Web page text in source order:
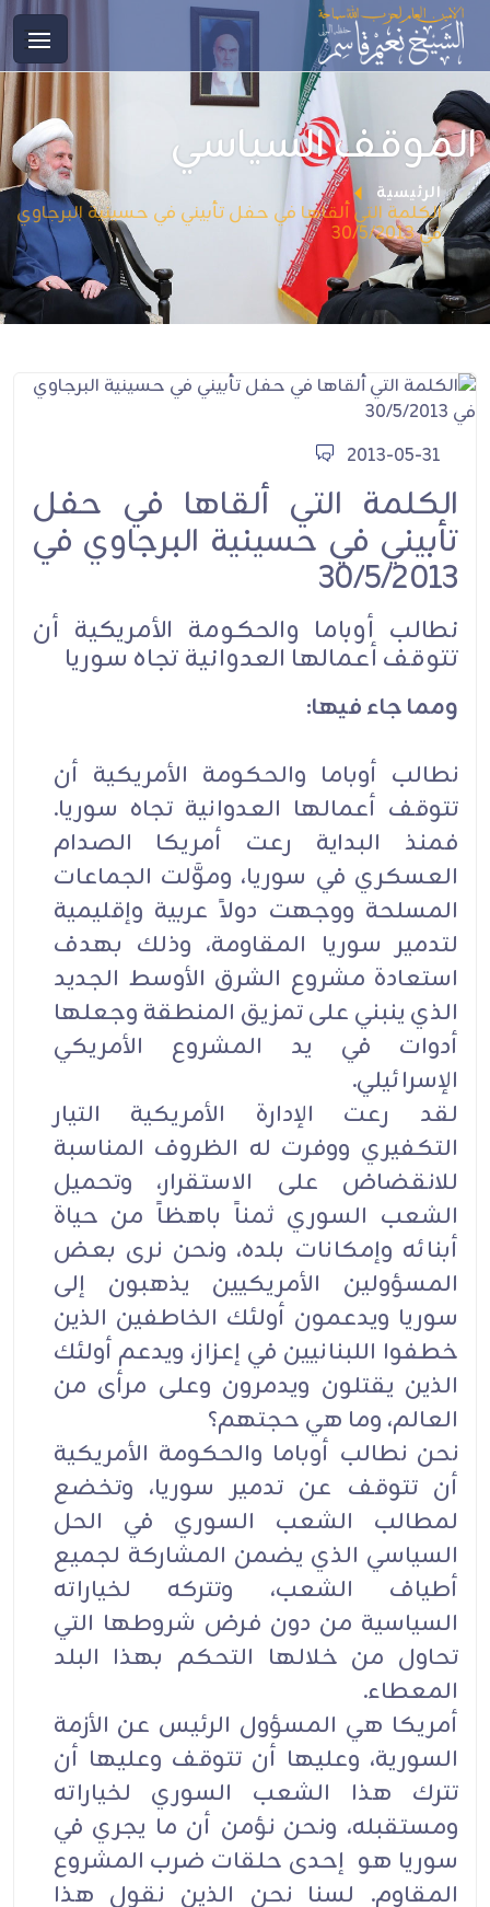
الموقف السياسي
الرئيسية
الكلمة التي ألقاها في حفل تأبيني في حسينية البرجاوي
في 30/5/2013
2013-05-31
الكلمة التي ألقاها في حفل
تأبيني في حسينية البرجاوي في
30/5/2013
نطالب أوباما والحكومة الأمريكية أن
تتوقف أعمالها العدوانية تجاه سوريا
ومما جاء فيها:
نطالب أوباما والحكومة الأمريكية أن
تتوقف أعمالها العدوانية تجاه سوريا.
فمنذ البداية رعت أمريكا الصدام
العسكري في سوريا، وموَّلت الجماعات
المسلحة ووجهت دولاً عربية وإقليمية
لتدمير سوريا المقاومة، وذلك بهدف
استعادة مشروع الشرق الأوسط الجديد
الذي ينبني على تمزيق المنطقة وجعلها
أدوات في يد المشروع الأمريكي
الإسرائيلي.
لقد رعت الإدارة الأمريكية التيار
التكفيري ووفرت له الظروف المناسبة
للانقضاض على الاستقرار، وتحميل
الشعب السوري ثمناً باهظاً من حياة
أبنائه وإمكانات بلده، ونحن نرى بعض
المسؤولين الأمريكيين يذهبون إلى
سوريا ويدعمون أولئك الخاطفين الذين
خطفوا اللبنانيين في إعزاز، ويدعم أولئك
الذين يقتلون ويدمرون وعلى مرأى من
العالم، وما هي حجتهم؟
نحن نطالب أوباما والحكومة الأمريكية
أن تتوقف عن تدمير سوريا، وتخضع
لمطالب الشعب السوري في الحل
السياسي الذي يضمن المشاركة لجميع
أطياف الشعب، وتتركه لخياراته
السياسية من دون فرض شروطها التي
تحاول من خلالها التحكم بهذا البلد
المعطاء.
أمريكا هي المسؤول الرئيس عن الأزمة
السورية، وعليها أن تتوقف وعليها أن
تترك هذا الشعب السوري لخياراته
ومستقبله، ونحن نؤمن أن ما يجري في
سوريا هو إحدى حلقات ضرب المشروع
المقاوم. لسنا نحن الذين نقول هذا